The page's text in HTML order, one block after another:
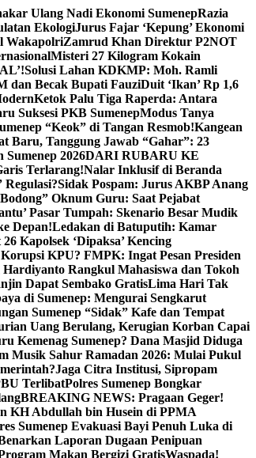
Ulang Nadi Ekonomi SumenepRazia
EkologiJurus Fajar ‘Kepung’ Ekonomi
WakapolriZamrud Khan Direktur P2NOT
Misteri 27 Kilogram Kokain
Solusi Lahan KDKMP: Moh. Ramli
dan Becak Bupati FauziDuit ‘Ikan’ Rp 1,6
Ketok Palu Tiga Raperda: Antara
Suksesi PKB SumenepModus Tanya
“Keok” di Tangan Resmob!Kangean
Baru, Tanggung Jawab “Gahar”: 23
2026DARI RUBARU KE
Terlarang!Nalar Inklusif di Beranda
Regulasi?Sidak Pospam: Jurus AKBP Anang
Oknum Guru: Saat Pejabat
Pasar Tumpah: Skenario Besar Mudik
Depan!Ledakan di Batuputih: Kamar
Kapolsek ‘Dipaksa’ Kencing
KPU? FMPK: Ingat Pesan Presiden
Rangkul Mahasiswa dan Tokoh
Dapat Sembako GratisLima Hari Tak
di Sumenep: Mengurai Sengkarut
Sumenep “Sidak” Kafe dan Tempat
Uang Berulang, Kerugian Korban Capai
Kemenag Sumenep? Dana Masjid Diduga
Musik Sahur Ramadan 2026: Mulai Pukul
Jaga Citra Institusi, Sipropam
TerlibatPolres Sumenep Bongkar
BREAKING NEWS: Pragaan Geger!
KH Abdullah bin Husein di PPMA
Sumenep Evakuasi Bayi Penuh Luka di
Laporan Dugaan Penipuan
Makan Bergizi GratisWaspada!